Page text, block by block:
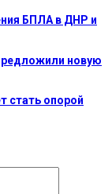
БПЛА в ДНР и
новую
стать опорой